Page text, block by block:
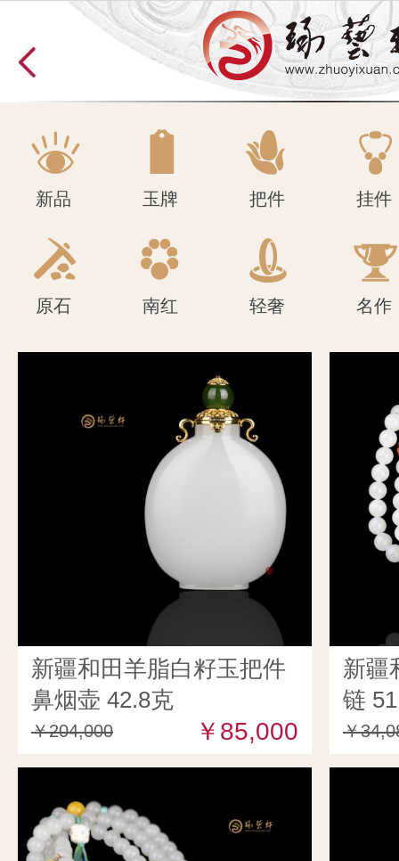
原石 南红 轻奢 名作
新品 玉牌 把件 挂件
原石 南红 轻奢 名作
新疆和田羊脂白籽玉把件
鼻烟壶 42.8克
￥204,000 ￥85,000
新疆
链
￥